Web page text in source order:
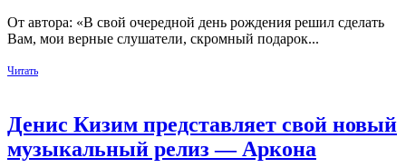
От автора: «В свой очередной день рождения решил сделать
Вам, мои верные слушатели, скромный подарок...
Читать
Денис Кизим представляет свой новый
музыкальный релиз — Аркона